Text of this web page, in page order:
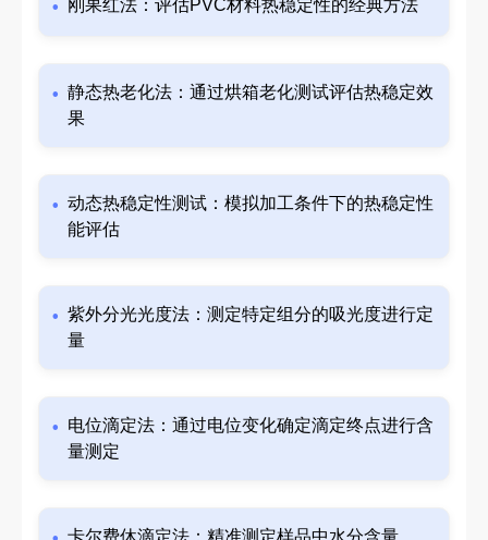
刚果红法：评估PVC材料热稳定性的经典方法
静态热老化法：通过烘箱老化测试评估热稳定效
果
动态热稳定性测试：模拟加工条件下的热稳定性
能评估
紫外分光光度法：测定特定组分的吸光度进行定
量
电位滴定法：通过电位变化确定滴定终点进行含
量测定